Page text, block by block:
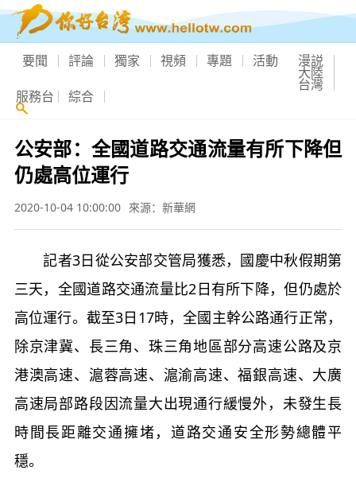
要聞 評論 獨家 視頻 專題 活動 漫説
大陸
台灣
服務台 綜合
公安部：全國道路交通流量有所下降但
仍處高位運行
2020-10-04 10:00:00 來源：新華網
記者3日從公安部交管局獲悉，國慶中秋假期第
三天，全國道路交通流量比2日有所下降，但仍處於
高位運行。截至3日17時，全國主幹公路通行正常，
除京津冀、長三角、珠三角地區部分高速公路及京
港澳高速、滬蓉高速、滬渝高速、福銀高速、大廣
高速局部路段因流量大出現通行緩慢外，未發生長
時間長距離交通擁堵，道路交通安全形勢總體平
穩。